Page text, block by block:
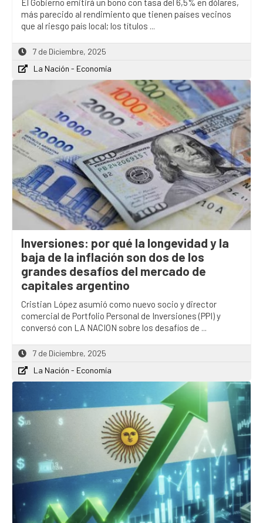
El Gobierno emitirá un bono con tasa del 6,5% en dólares,
más parecido al rendimiento que tienen países vecinos
que al riesgo país local; los títulos ...
7 de Diciembre, 2025
La Nación - Economía
Inversiones: por qué la longevidad y la
baja de la inflación son dos de los
grandes desafíos del mercado de
capitales argentino
Cristian López asumió como nuevo socio y director
comercial de Portfolio Personal de Inversiones (PPI) y
conversó con LA NACION sobre los desafíos de ...
7 de Diciembre, 2025
La Nación - Economía